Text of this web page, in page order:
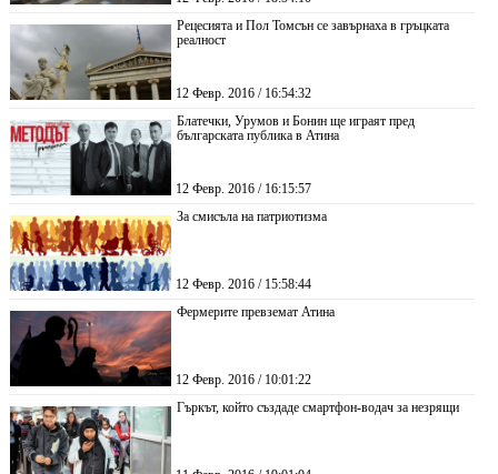
Рецесията и Пол Томсън се завърнаха в гръцката
реалност
12 Февр. 2016 / 16:54:32
Блатечки, Урумов и Бонин ще играят пред
българската публика в Атина
12 Февр. 2016 / 16:15:57
За смисъла на патриотизма
12 Февр. 2016 / 15:58:44
Фермерите превземат Атина
12 Февр. 2016 / 10:01:22
Гъркът, който създаде смартфон-водач за незрящи